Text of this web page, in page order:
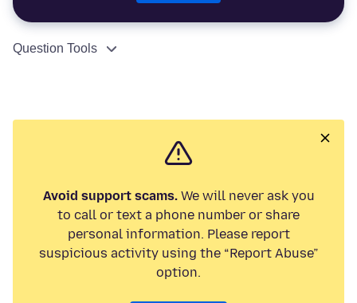
Question Tools
Avoid support scams.We will never ask you
to call or text a phone number or share
personal information. Please report
suspicious activity using the “Report Abuse”
option.